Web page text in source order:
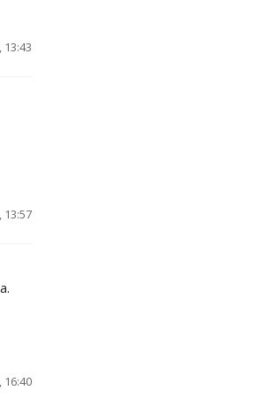
13:57
16:40